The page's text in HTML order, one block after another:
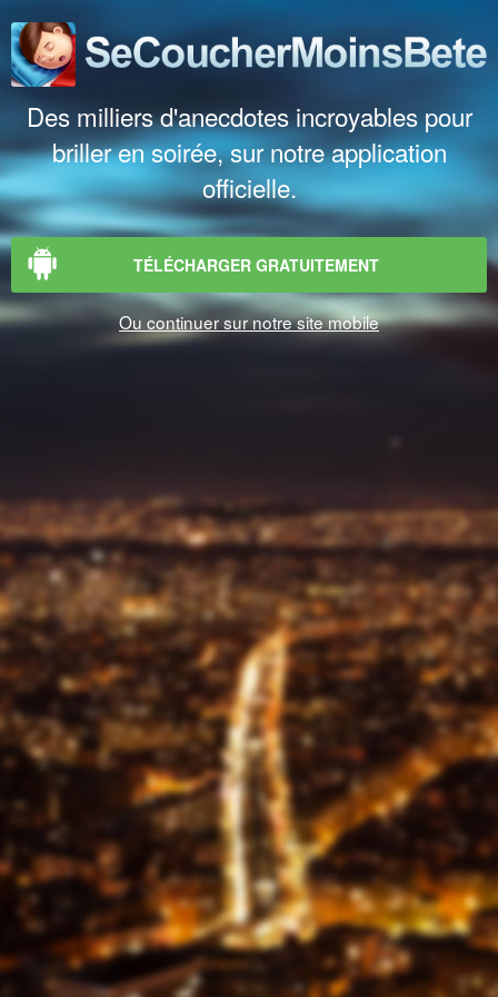
Des milliers d'anecdotes incroyables pour
briller en soirée, sur notre application
officielle.
TÉLÉCHARGER GRATUITEMENT
Ou continuer sur notre site mobile